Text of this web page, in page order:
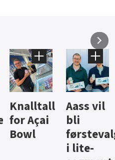
Brus og
jus fra
Berentsen
Hard
iste fra
Hansa